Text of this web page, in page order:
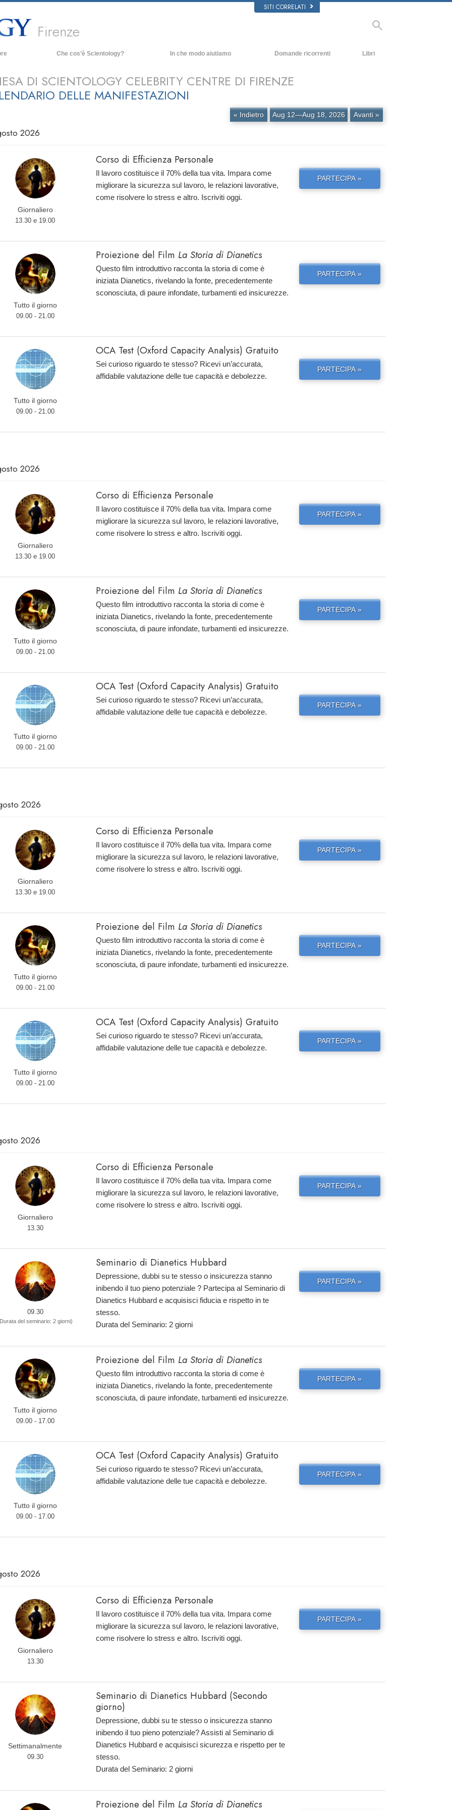
SITI CORRELATI
Firenze
Che cos’è Scientology?
Credo e codici di Scientology
I Principi Fondamentali di Scientology
Un’Introduzione a Dianetics
Amore e Odio:
Che Cos’è la Grandezza?
In che modo aiutiamo Domande ricorrenti
L’organizzazione di Scientology
Libri
Conferenze Introduttive
Film
DI SCIENTOLOGY CELEBRITY CENTRE DI FIRENZE
DELLE MANIFESTAZIONI
« Indietro Aug 12—Aug 18, 2026 Avanti »
2026
Giornaliero
13.30 e 19.00
Corso di Efficienza Personale
Il lavoro costituisce il 70% della tua vita. Impara come
migliorare la sicurezza sul lavoro, le relazioni lavorative,
come risolvere lo stress e altro. Iscriviti oggi.
PARTECIPA »
Tutto il giorno
09.00 - 21.00
Proiezione del Film La Storia di Dianetics
Questo film introduttivo racconta la storia di come è
iniziata Dianetics, rivelando la fonte, precedentemente
sconosciuta, di paure infondate, turbamenti ed insicurezze.
PARTECIPA »
Tutto il giorno
09.00 - 21.00
OCA Test (Oxford Capacity Analysis) Gratuito
Sei curioso riguardo te stesso? Ricevi un’accurata,
affidabile valutazione delle tue capacità e debolezze.
PARTECIPA »
2026
Giornaliero
13.30 e 19.00
Corso di Efficienza Personale
Il lavoro costituisce il 70% della tua vita. Impara come
migliorare la sicurezza sul lavoro, le relazioni lavorative,
come risolvere lo stress e altro. Iscriviti oggi.
PARTECIPA »
Tutto il giorno
09.00 - 21.00
Proiezione del Film La Storia di Dianetics
Questo film introduttivo racconta la storia di come è
iniziata Dianetics, rivelando la fonte, precedentemente
sconosciuta, di paure infondate, turbamenti ed insicurezze.
PARTECIPA »
Tutto il giorno
09.00 - 21.00
OCA Test (Oxford Capacity Analysis) Gratuito
Sei curioso riguardo te stesso? Ricevi un’accurata,
affidabile valutazione delle tue capacità e debolezze.
PARTECIPA »
2026
Giornaliero
13.30 e 19.00
Corso di Efficienza Personale
Il lavoro costituisce il 70% della tua vita. Impara come
migliorare la sicurezza sul lavoro, le relazioni lavorative,
come risolvere lo stress e altro. Iscriviti oggi.
PARTECIPA »
Tutto il giorno
09.00 - 21.00
Proiezione del Film La Storia di Dianetics
Questo film introduttivo racconta la storia di come è
iniziata Dianetics, rivelando la fonte, precedentemente
sconosciuta, di paure infondate, turbamenti ed insicurezze.
PARTECIPA »
Tutto il giorno
09.00 - 21.00
OCA Test (Oxford Capacity Analysis) Gratuito
Sei curioso riguardo te stesso? Ricevi un’accurata,
affidabile valutazione delle tue capacità e debolezze.
PARTECIPA »
2026
Giornaliero
13.30
Corso di Efficienza Personale
Il lavoro costituisce il 70% della tua vita. Impara come
migliorare la sicurezza sul lavoro, le relazioni lavorative,
come risolvere lo stress e altro. Iscriviti oggi.
PARTECIPA »
09.30
del seminario: 2 giorni)
Seminario di Dianetics Hubbard
Depressione, dubbi su te stesso o insicurezza stanno
inibendo il tuo pieno potenziale ? Partecipa al Seminario di
Dianetics Hubbard e acquisisci fiducia e rispetto in te
stesso.
Durata del Seminario: 2 giorni
PARTECIPA »
Tutto il giorno
09.00 - 17.00
Proiezione del Film La Storia di Dianetics
Questo film introduttivo racconta la storia di come è
iniziata Dianetics, rivelando la fonte, precedentemente
sconosciuta, di paure infondate, turbamenti ed insicurezze.
PARTECIPA »
Tutto il giorno
09.00 - 17.00
OCA Test (Oxford Capacity Analysis) Gratuito
Sei curioso riguardo te stesso? Ricevi un’accurata,
affidabile valutazione delle tue capacità e debolezze.
PARTECIPA »
2026
Giornaliero
13.30
Corso di Efficienza Personale
Il lavoro costituisce il 70% della tua vita. Impara come
migliorare la sicurezza sul lavoro, le relazioni lavorative,
come risolvere lo stress e altro. Iscriviti oggi.
PARTECIPA »
Settimanalmente
09.30
Seminario di Dianetics Hubbard (Secondo
giorno)
Depressione, dubbi su te stesso o insicurezza stanno
inibendo il tuo pieno potenziale? Assisti al Seminario di
Dianetics Hubbard e acquisisci sicurezza e rispetto per te
stesso.
Durata del Seminario: 2 giorni
Proiezione del Film La Storia di Dianetics